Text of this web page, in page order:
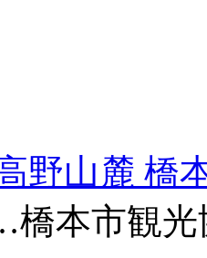
野山麓 橋
本市観